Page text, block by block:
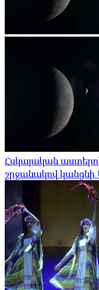
Հսկայական
շրջանակով կանցնի